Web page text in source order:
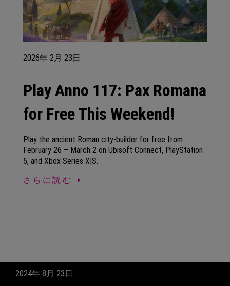
2026年 2月 23日
Play Anno 117: Pax Romana
for Free This Weekend!
Play the ancient Roman city-builder for free from
February 26 – March 2 on Ubisoft Connect, PlayStation
5, and Xbox Series X|S.
さらに読む
2024年 8月 23日